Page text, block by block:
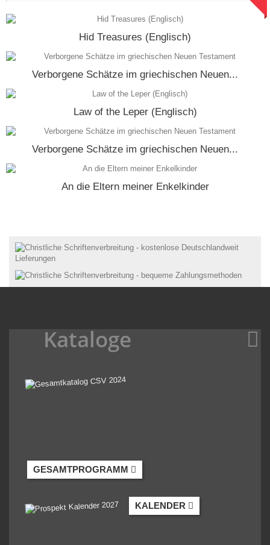
Hid Treasures (Englisch)
Verborgene Schätze im griechischen Neuen...
Law of the Leper (Englisch)
Verborgene Schätze im griechischen Neuen...
An die Eltern meiner Enkelkinder
Kataloge
GESAMTPROGRAMM
KALENDER